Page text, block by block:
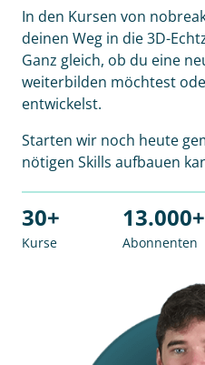
In den Kursen von
deinen Weg in die 3D-
Ganz gleich, ob du eine
weiterbilden möchtest
entwickelst.
Starten wir noch heute
nötigen Skills aufbauen
30+
Kurse
13.000+
Abonnenten